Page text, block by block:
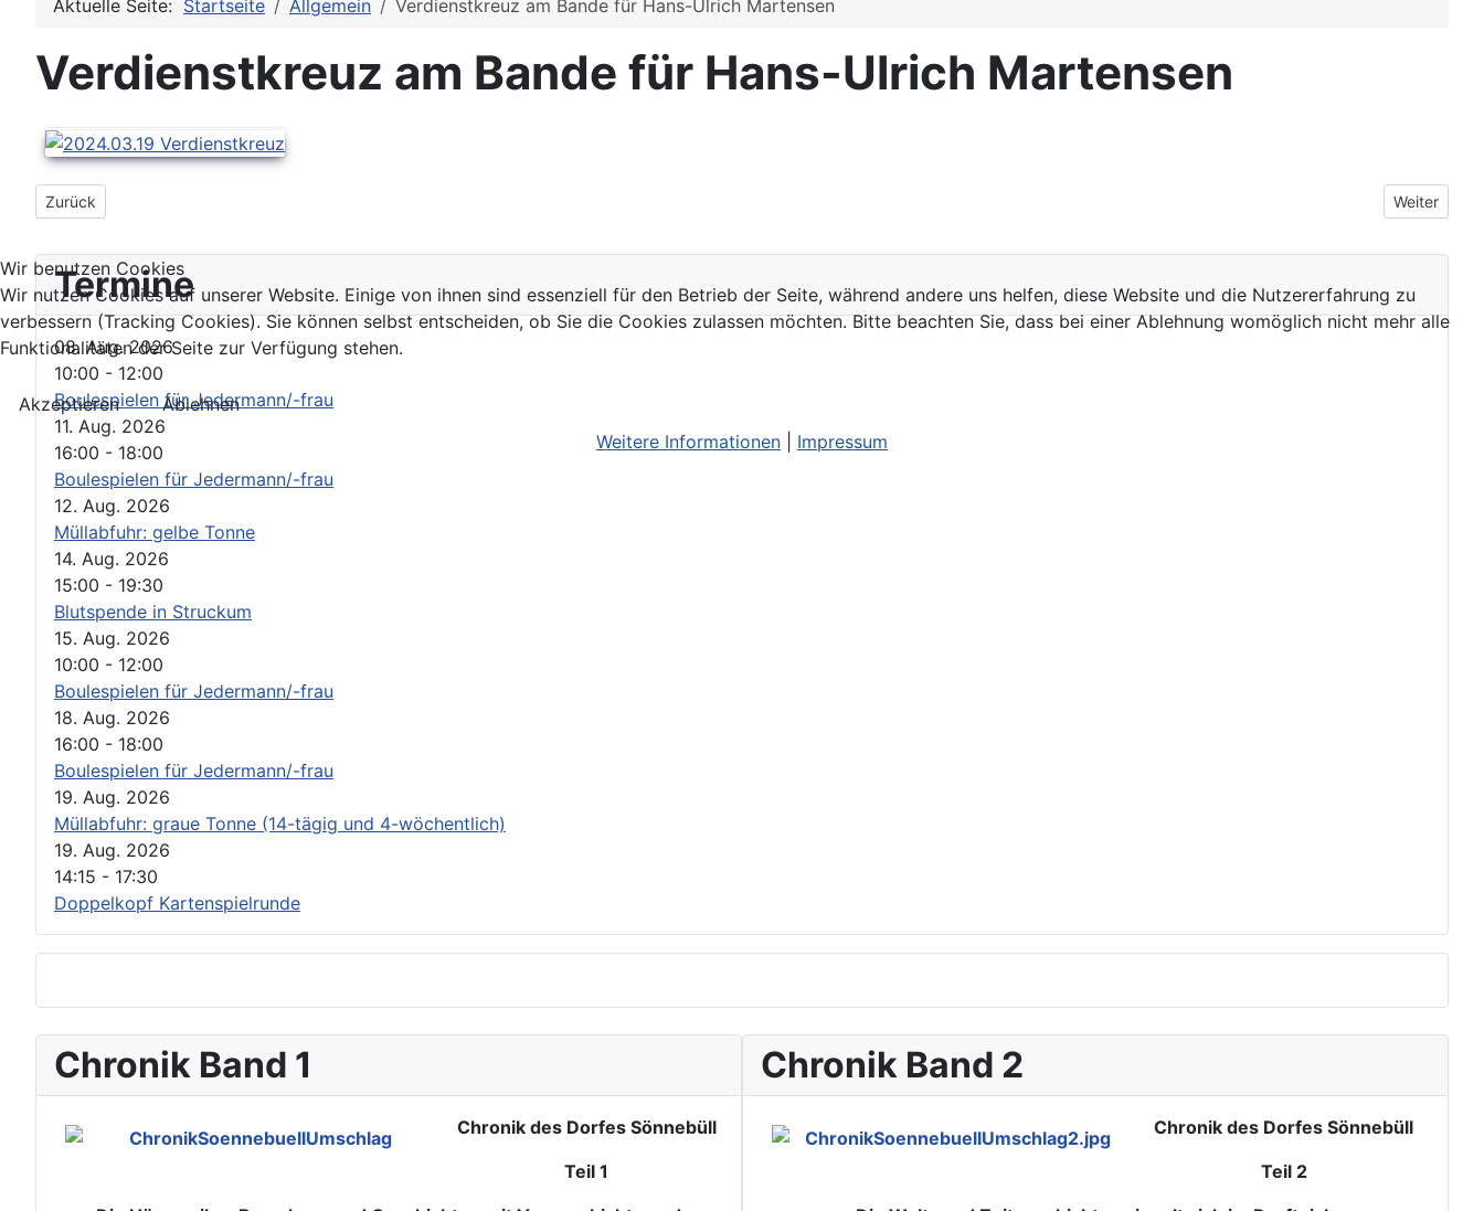
Aktuelle Seite: Startseite Allgemein Verdienstkreuz am Bande für Hans-Ulrich Martensen
Verdienstkreuz am Bande für Hans-Ulrich Martensen
Vorheriger Beitrag: Oldtimerpflügen Sönnebüll
Zurück Nächster
Weiter
Termine
08. Aug. 2026
10:00 - 12:00
Boulespielen für Jedermann/-frau
11. Aug. 2026
16:00 - 18:00
Boulespielen für Jedermann/-frau
12. Aug. 2026
Müllabfuhr: gelbe Tonne
14. Aug. 2026
15:00 - 19:30
Blutspende in Struckum
15. Aug. 2026
10:00 - 12:00
Boulespielen für Jedermann/-frau
18. Aug. 2026
16:00 - 18:00
Boulespielen für Jedermann/-frau
19. Aug. 2026
Müllabfuhr: graue Tonne (14-tägig und 4-wöchentlich)
19. Aug. 2026
14:15 - 17:30
Doppelkopf Kartenspielrunde
Chronik Band 1
Chronik des Dorfes Sönnebüll
Teil 1
Chronik Band 2
Chronik des Dorfes Sönnebüll
Teil 2
Wir benutzen Cookies
Wir nutzen Cookies auf unserer Website. Einige von ihnen sind essenziell für den Betrieb der Seite, während andere uns helfen, diese Website und die Nutzererfahrung zu
verbessern (Tracking Cookies). Sie können selbst entscheiden, ob Sie die Cookies zulassen möchten. Bitte beachten Sie, dass bei einer Ablehnung womöglich nicht mehr alle
Funktionalitäten der Seite zur Verfügung stehen.
Akzeptieren
Ablehnen
Weitere Informationen
Impressum